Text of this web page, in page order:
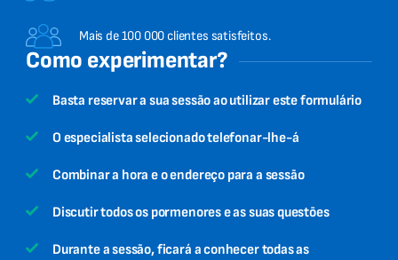
Mais de 100 000 clientes satisfeitos.
Como experimentar?
Basta reservar a sua sessão ao utilizar este formulário
O especialista selecionado telefonar-lhe-á
Combinar a hora e o endereço para a sessão
Discutir todos os pormenores e as suas questões
Durante a sessão, ficará a conhecer todas as